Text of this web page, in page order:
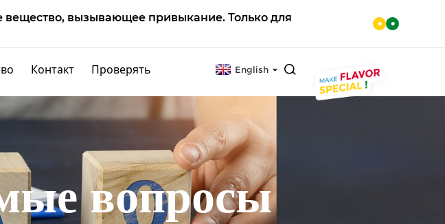
вещество, вызывающее привыкание. Только для
СЕТКА 25
Контакт Проверять English
вопросы